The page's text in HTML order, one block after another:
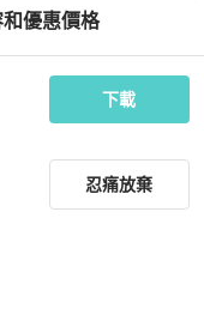
二手近新🌟(目前日本製定
元以上）
本地 免運
優惠價格
下載
忍痛放棄